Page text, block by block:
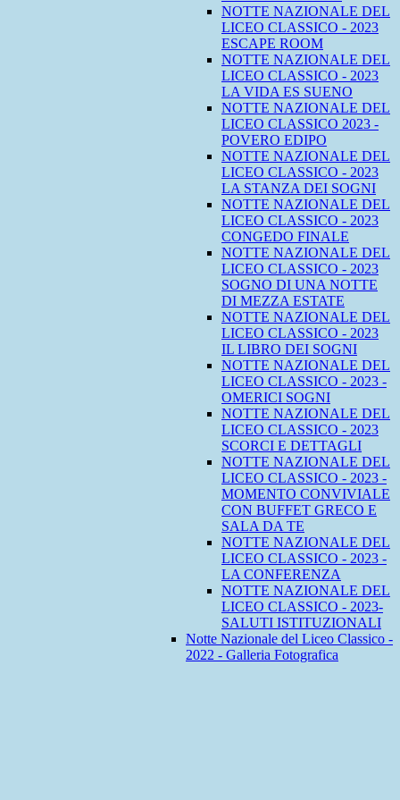
NOTTE NAZIONALE DEL
LICEO CLASSICO - 2023
ESCAPE ROOM
NOTTE NAZIONALE DEL
LICEO CLASSICO - 2023
LA VIDA ES SUENO
NOTTE NAZIONALE DEL
LICEO CLASSICO 2023 -
POVERO EDIPO
NOTTE NAZIONALE DEL
LICEO CLASSICO - 2023
LA STANZA DEI SOGNI
NOTTE NAZIONALE DEL
LICEO CLASSICO - 2023
CONGEDO FINALE
NOTTE NAZIONALE DEL
LICEO CLASSICO - 2023
SOGNO DI UNA NOTTE
DI MEZZA ESTATE
NOTTE NAZIONALE DEL
LICEO CLASSICO - 2023
IL LIBRO DEI SOGNI
NOTTE NAZIONALE DEL
LICEO CLASSICO - 2023 -
OMERICI SOGNI
NOTTE NAZIONALE DEL
LICEO CLASSICO - 2023
SCORCI E DETTAGLI
NOTTE NAZIONALE DEL
LICEO CLASSICO - 2023 -
MOMENTO CONVIVIALE
CON BUFFET GRECO E
SALA DA TE
NOTTE NAZIONALE DEL
LICEO CLASSICO - 2023 -
LA CONFERENZA
NOTTE NAZIONALE DEL
LICEO CLASSICO - 2023-
SALUTI ISTITUZIONALI
Notte Nazionale del Liceo Classico -
2022 - Galleria Fotografica